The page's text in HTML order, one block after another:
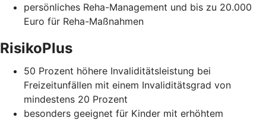
persönliches Reha-Management und bis zu 20.000
Euro für Reha-Maßnahmen
RisikoPlus
50 Prozent höhere Invaliditätsleistung bei
Freizeitunfällen mit einem Invaliditätsgrad von
mindestens 20 Prozent
besonders geeignet für Kinder mit erhöhtem